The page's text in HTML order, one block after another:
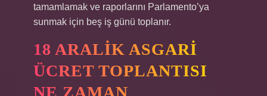
tamamlamak ve raporlarını Parlamento’ya
sunmak için beş iş günü toplanır.
18 ARALIK ASGARI
ÜCRET TOPLANTISI
NE ZAMAN